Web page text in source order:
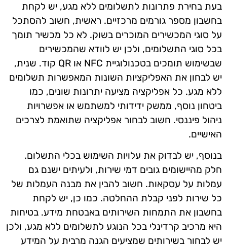
בעת בחירת פתרונות לתשלומים ללא מגע, יש לקחת
בחשבון מספר גורמים מרכזיים. ראשית, חשוב להסתכל
על סוגי המכשירים המוכרים בשוק. לא כל מכשיר תומך
בכל סוגי התשלומים, ולכן יש לוודא שהמכשירים
שבשימוש תומכים בטכנולוגיית NFC או QR קוד. שנית,
יש לבחון את האפליקציות השונות המאפשרות תשלומים
ללא מגע. כל אפליקציה מציעה יתרונות שונים, כמו
ביטחון נוסף, ממשק ידידותי למשתמש או אפשרויות
ניהול פיננסי. חשוב לבחור אפליקציה שתואמת לצרכים
האישיים.
בנוסף, יש לבדוק את עלויות השימוש בכלי התשלום.
חלק מהיישומים גובים דמי שירות, ולעיתים ישנם גם
עמלות על עסקאות. חשוב להבין את מבנה העמלות של
כל שירות לפני קבלת ההחלטה. כמו כן, יש לקחת
בחשבון את התמחות השירותים באבטחת מידע. בטיחות
היא מרכיב קרדינלי בכל הנוגע לתשלומים ללא מגע, ולכן
יש לבחור בשירותים שמציעים הגנה מרבית על המידע